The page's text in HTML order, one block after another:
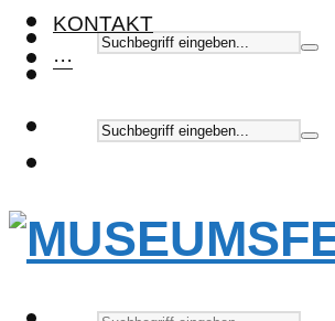
KONTAKT
···